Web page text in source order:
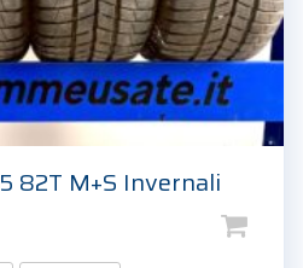
82T M+S Invernali